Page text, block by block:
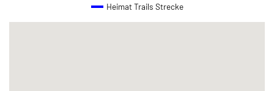
Heimat Trails Strecke